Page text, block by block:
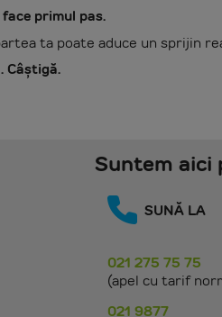
primul pas.
ta poate aduce un sprijin
Câștigă.
Suntem aici
SUNĂ LA
021 275 75 75
(apel cu tarif
021 9877